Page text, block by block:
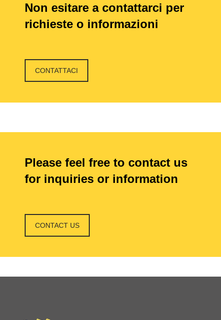
Non esitare a contattarci per
richieste o informazioni
CONTATTACI
Please feel free to contact us
for inquiries or information
CONTACT US